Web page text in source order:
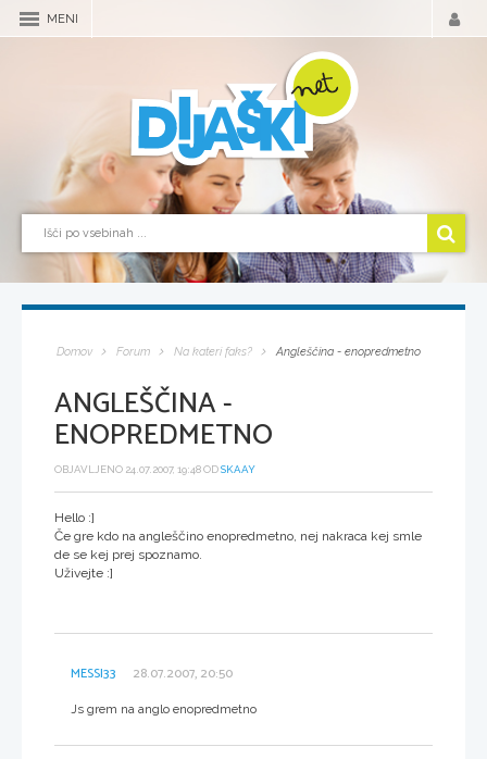
MENI
Domov Forum Na kateri faks? Angleščina - enopredmetno
ANGLEŠČINA -
ENOPREDMETNO
OBJAVLJENO 24.07.2007, 19:48 ODSKAAY
Hello :]
Če gre kdo na angleščino enopredmetno, nej nakraca kej smle
de se kej prej spoznamo.
Uživejte :]
MESSI33 28.07.2007, 20:50
Js grem na anglo enopredmetno